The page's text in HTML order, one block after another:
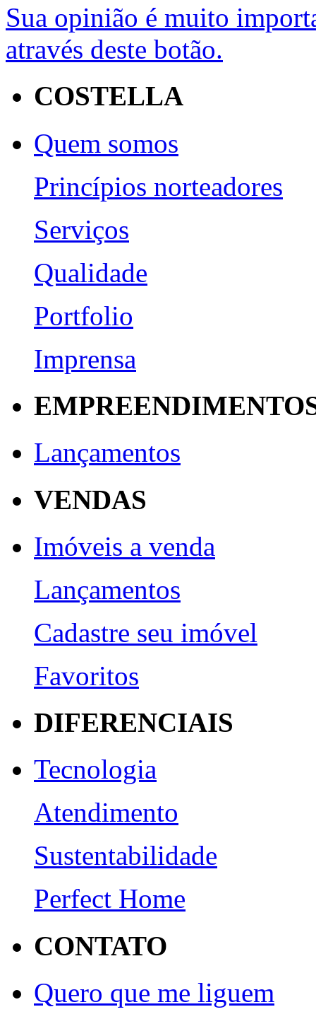
Sua opinião é muito
através deste botão.
COSTELLA
Quem somos
Princípios norteadores
Serviços
Qualidade
Portfolio
Imprensa
Lançamentos
VENDAS
Imóveis a venda
Lançamentos
Cadastre seu imóvel
Favoritos
DIFERENCIAIS
Tecnologia
Atendimento
Sustentabilidade
Perfect Home
CONTATO
Quero que me liguem